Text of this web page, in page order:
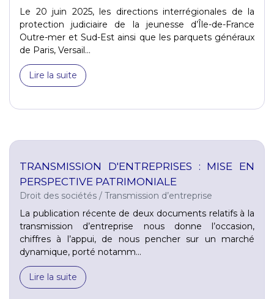
Le 20 juin 2025, les directions interrégionales de la
protection judiciaire de la jeunesse d’Île-de-France
Outre-mer et Sud-Est ainsi que les parquets généraux
de Paris, Versail...
Lire la suite
TRANSMISSION D'ENTREPRISES : MISE EN
PERSPECTIVE PATRIMONIALE
Droit des sociétés / Transmission d’entreprise
La publication récente de deux documents relatifs à la
transmission d’entreprise nous donne l’occasion,
chiffres à l’appui, de nous pencher sur un marché
dynamique, porté notamm...
Lire la suite